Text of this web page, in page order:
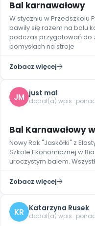
Bal karnawałowy
W styczniu w Przedszkolu
bawiły się razem na balu
podczas przygotowań do
pomysłach na stroje
Zobacz więcej
JM just mal
dodał(a) wpis ·
Bal Karnawałowy
Nowy Rok "Jaskółki" z
Szkole Ekonomicznej w
uroczystym balem.
Zobacz więcej
KR Katarzyna Rusek
dodał(a) wpis ·